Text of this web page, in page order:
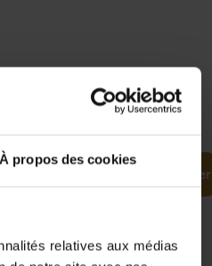
À propos des cookies
relatives aux médias
37,50
Ajouter au panier